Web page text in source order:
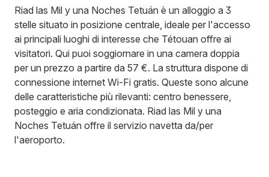
Riad las Mil y una Noches Tetuán è un alloggio a 3
stelle situato in posizione centrale, ideale per l'accesso
ai principali luoghi di interesse che Tétouan offre ai
visitatori. Qui puoi soggiornare in una camera doppia
per un prezzo a partire da 57 €. La struttura dispone di
connessione internet Wi-Fi gratis. Queste sono alcune
delle caratteristiche più rilevanti: centro benessere,
posteggio e aria condizionata. Riad las Mil y una
Noches Tetuán offre il servizio navetta da/per
l'aeroporto.